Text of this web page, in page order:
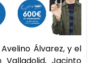
Álvarez, y el